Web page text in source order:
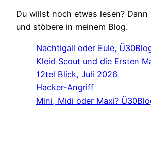
Du willst noch etwas lesen?
und stöbere in meinem Blog.
Nachtigall oder Eule,
Kleid Scout und die Ersten
12tel Blick, Juli 2026
Hacker-Angriff
Mini, Midi oder Maxi?